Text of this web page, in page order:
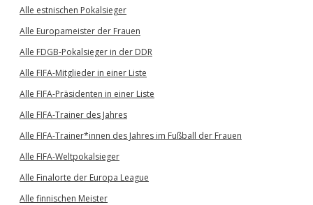
Alle estnischen Pokalsieger
Alle Europameister der Frauen
Alle FDGB-Pokalsieger in der DDR
Alle FIFA-Mitglieder in einer Liste
Alle FIFA-Präsidenten in einer Liste
Alle FIFA-Trainer des Jahres
Alle FIFA-Trainer*innen des Jahres im Fußball der Frauen
Alle FIFA-Weltpokalsieger
Alle Finalorte der Europa League
Alle finnischen Meister